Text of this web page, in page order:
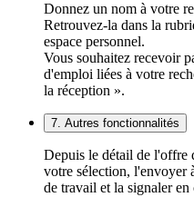
Donnez un nom à votre
Retrouvez-la dans la
espace personnel.
Vous souhaitez recevoir
d'emploi liées à votre
la réception ».
7. Autres fonctionnalités
Depuis le détail de l'offre
votre sélection, l'envoyer
de travail et la signaler en